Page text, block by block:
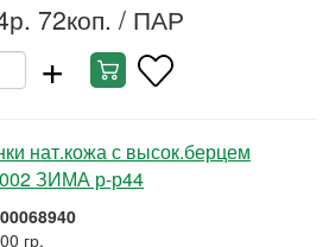
72коп. / ПАР
+
нат.кожа с высок.берцем
ЗИМА р-р44
гр.